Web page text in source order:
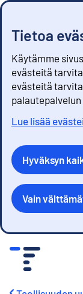
Tietoa
Käytämme
evästeitä
evästeitä
Lue lisää
Hyväksyn
Vain